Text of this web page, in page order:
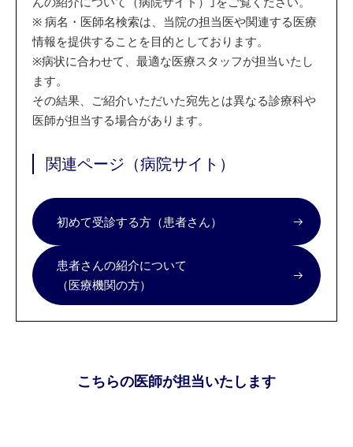
※ 病名・医師名検索は、当院の担当医や関連する医療
情報を提供することを目的としております。
※病状に合わせて、最適な医療スタッフが担当いたし
ます。
その結果、ご紹介いただいた宛先とは異なる診療科や
医師が担当する場合があります。
関連ページ（病院サイト）
初めて受診する方（患者さん）
患者さんの紹介について
（医療機関の方）
こちらの医師が担当いたします